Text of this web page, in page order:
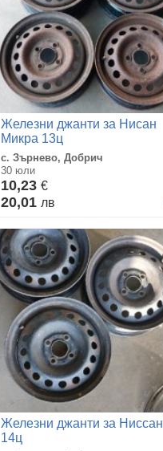
Железни джанти за Нисан
Микра 13ц
с. Зърнево, Добрич
30 юли
10,23 €
20,01 лв
Железни джанти за Ниссан
14ц